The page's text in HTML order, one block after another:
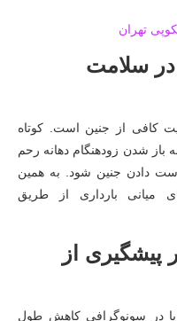
تهران
سلامت
کافی از جنین است. کوتاه
باز شدن زودهنگام دهانه رحم
دادن جنین شود. به همین
میانی بارداری از طریق
از
یا در سونوگرافی کاهش طول